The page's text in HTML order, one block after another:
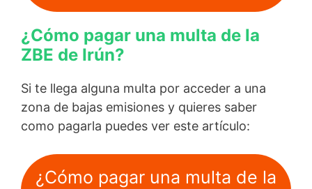
¿Cómo pagar una multa de la
ZBE de Irún?
Si te llega alguna multa por acceder a una
zona de bajas emisiones y quieres saber
como pagarla puedes ver este artículo:
¿Cómo pagar una multa de la